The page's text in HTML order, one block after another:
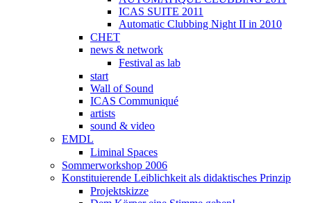
ICAS SUITE 2011
Automatic Clubbing Night II in 2010
CHET
news & network
Festival as lab
start
Wall of Sound
ICAS Communiqué
artists
sound & video
EMDL
Liminal Spaces
Sommerworkshop 2006
Konstituierende Leiblichkeit als didaktisches Prinzip
Projektskizze